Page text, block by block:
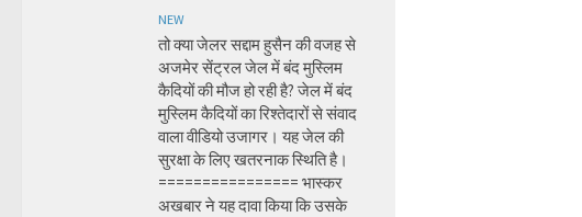
NEW
तो क्या जेलर सद्दाम हुसैन की वजह से
अजमेर सेंट्रल जेल में बंद मुस्लिम
कैदियों की मौज हो रही है? जेल में बंद
मुस्लिम कैदियों का रिश्तेदारों से संवाद
वाला वीडियो उजागर। यह जेल की
सुरक्षा के लिए खतरनाक स्थिति है।
================ भास्कर
अखबार ने यह दावा किया कि उसके